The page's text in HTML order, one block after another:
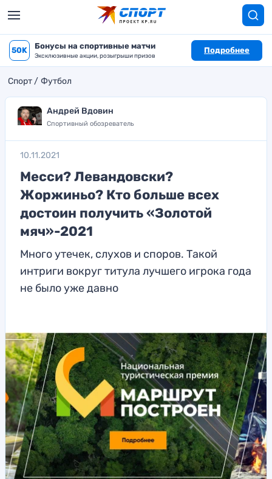
50K Бонусы на спортивные матчи
Эксклюзивные акции, розыгрыши призов
Подробнее
Спорт Футбол
Андрей Вдовин
Спортивный обозреватель
10.11.2021
Месси? Левандовски?
Жоржиньо? Кто больше всех
достоин получить «Золотой
мяч»-2021
Много утечек, слухов и споров. Такой
интриги вокруг титула лучшего игрока года
не было уже давно